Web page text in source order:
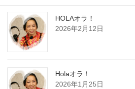
HOLAオラ！
2026年2月12日
Holaオラ！
2026年1月25日